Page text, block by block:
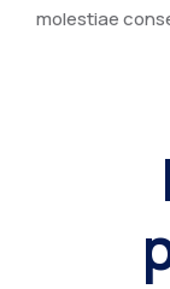
molestiae